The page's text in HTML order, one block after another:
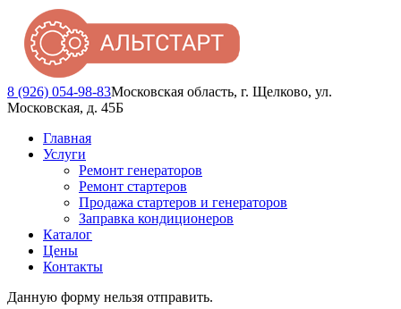
8 (926) 054-98-83Московская область, г. Щелково, ул.
Московская, д. 45Б
Главная
Услуги
Ремонт генераторов
Ремонт стартеров
Продажа стартеров и генераторов
Заправка кондиционеров
Каталог
Цены
Контакты
Данную форму нельзя отправить.